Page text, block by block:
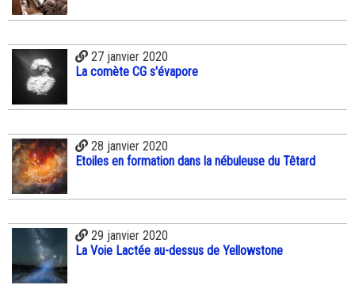
27 janvier 2020
La comète CG s'évapore
28 janvier 2020
Etoiles en formation dans la nébuleuse du Têtard
29 janvier 2020
La Voie Lactée au-dessus de Yellowstone